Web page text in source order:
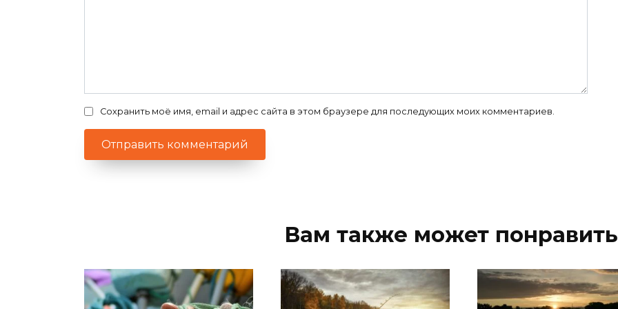
Сохранить моё имя, email и адрес сайта в этом браузере для последующих моих комментариев.
Вам также может